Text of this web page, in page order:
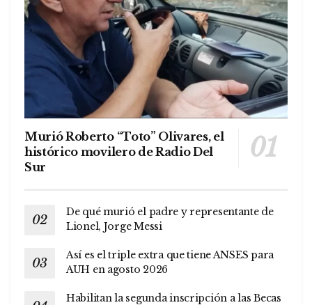
Murió Roberto “Toto” Olivares, el
histórico movilero de Radio Del
Sur
De qué murió el padre y representante de
Lionel, Jorge Messi
Así es el triple extra que tiene ANSES para
AUH en agosto 2026
Habilitan la segunda inscripción a las Becas